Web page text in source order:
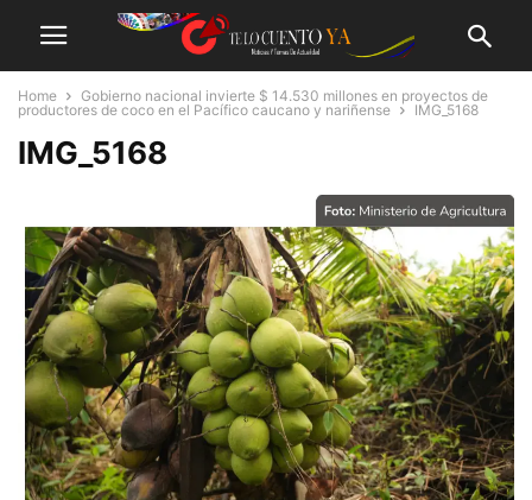
Home
Gobierno nacional invierte $ 14.530 millones en proyectos de
productores de coco en el Pacífico caucano y nariñense
IMG_5168
IMG_5168